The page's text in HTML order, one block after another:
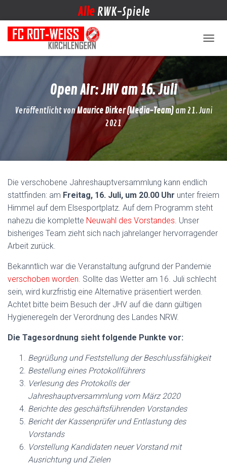
Alle RWK-Spiele
Open Air: JHV am 16. Juli
Veröffentlicht vonMaurice Dirker (Media-Team)am 21. Juni
2021
Die verschobene Jahreshauptversammlung kann endlich
stattfinden: am Freitag, 16. Juli, um 20.00 Uhr unter freiem
Himmel auf dem Elsesportplatz. Auf dem Programm steht
nahezu die komplette Neuwahl des Vorstandes. Unser
bisheriges Team zieht sich nach jahrelanger hervorragender
Arbeit zurück.
Bekanntlich war die Veranstaltung aufgrund der Pandemie
verschoben worden. Sollte das Wetter am 16. Juli schlecht
sein, wird kurzfristig eine Alternative präsentiert werden.
Achtet bitte beim Besuch der JHV auf die dann gültigen
Hygieneregeln der Verordnung des Landes NRW.
Die Tagesordnung sieht folgende Punkte vor:
Begrüßung und Feststellung der Beschlussfähigkeit
Bestellung eines Protokollführers
Verlesung des Protokolls der
Jahreshauptversammlung vom März 2020
Berichte des geschäftsführenden Vorstandes
Bericht der Kassenprüfer und Entlastung des
Vorstands
Vorstellung Kandidaten neuer Vorstand mit
Ausrichtung und Zielen